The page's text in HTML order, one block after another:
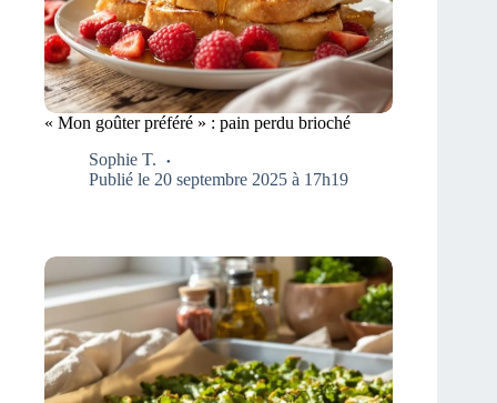
« Mon goûter préféré » : pain perdu brioché
Sophie T.
Publié le 20 septembre 2025 à 17h19